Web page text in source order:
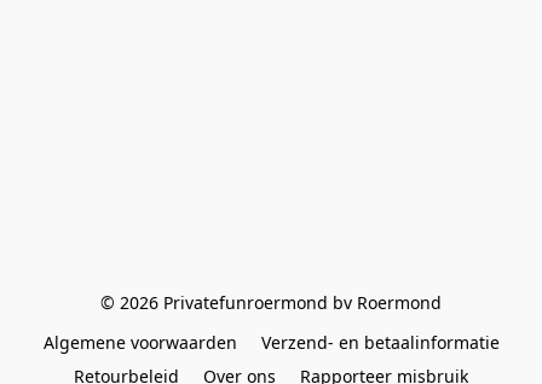
© 2026 Privatefunroermond bv Roermond
Algemene voorwaarden
Verzend- en betaalinformatie
Retourbeleid
Over ons Rapporteer misbruik